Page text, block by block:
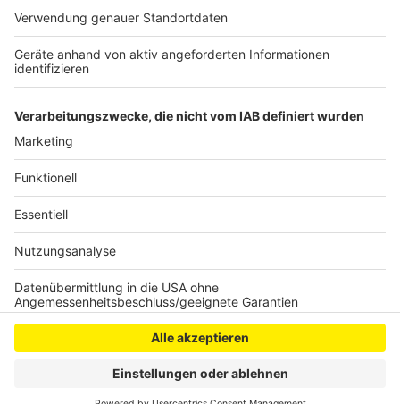
Anzeige
dem Gesundheitsamt das weitere Vorgehen
besprechen.